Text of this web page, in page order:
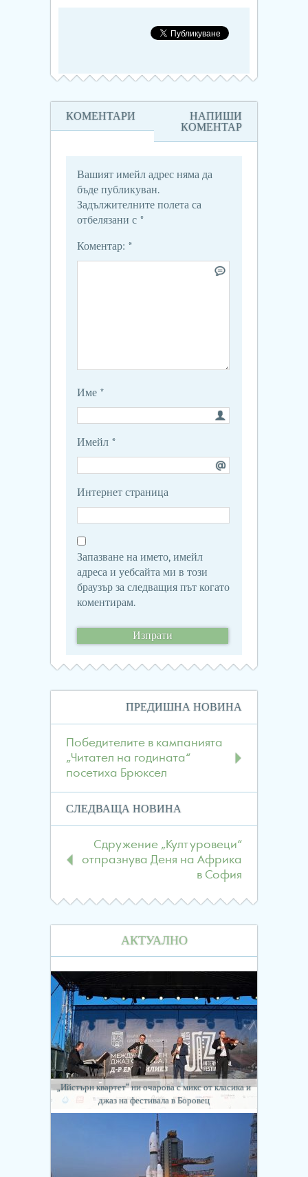
КОМЕНТАРИ
НАПИШИ
КОМЕНТАР
Вашият имейл адрес няма да
бъде публикуван.
Задължителните полета са
отбелязани с *
Коментар: *
Име *
Имейл *
Интернет страница
Запазване на името, имейл
адреса и уебсайта ми в този
браузър за следващия път когато
коментирам.
Навигация
в
публикациите
ПРЕДИШНА НОВИНА
Победителите в кампанията
„Читател на годината“
посетиха Брюксел
СЛЕДВАЩА НОВИНА
Сдружение „Културовеци“
отпразнува Деня на Африка
в София
АКТУАЛНО
„Ийстърн квартет“ ни очарова с микс от класика и
джаз на фестивала в Боровец